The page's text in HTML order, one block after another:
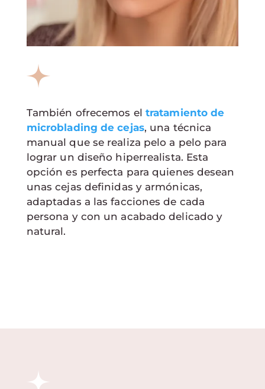
También ofrecemos el tratamiento de
microblading de cejas, una técnica
manual que se realiza pelo a pelo para
lograr un diseño hiperrealista. Esta
opción es perfecta para quienes desean
unas cejas definidas y armónicas,
adaptadas a las facciones de cada
persona y con un acabado delicado y
natural.